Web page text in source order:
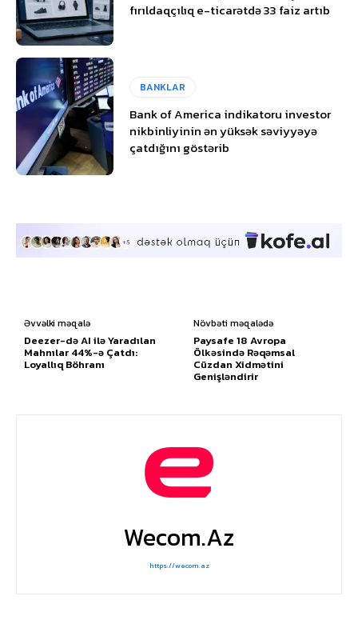
fırıldaqçılıq e-ticarətdə 33 faiz artıb
BANKLAR
Bank of America indikatoru investor
nikbinliyinin ən yüksək səviyyəyə
çatdığını göstərib
Əvvəlki məqalə
Deezer-də AI ilə Yaradılan
Mahnılar 44%-ə Çatdı:
Loyallıq Böhranı
Növbəti məqalədə
Paysafe 18 Avropa
Ölkəsində Rəqəmsal
Cüzdan Xidmətini
Genişləndirir
Wecom.az
https://wecom.az